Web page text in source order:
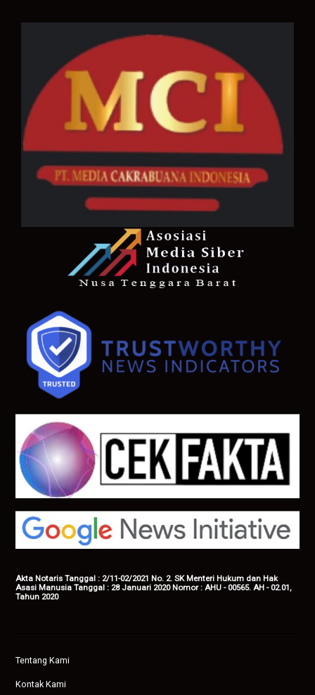
Akta Notaris Tanggal : 2/11-02/2021 No. 2. SK Menteri Hukum dan Hak
Asasi Manusia Tanggal : 28 Januari 2020 Nomor : AHU - 00565. AH - 02.01,
Tahun 2020
Tentang Kami
Kontak Kami